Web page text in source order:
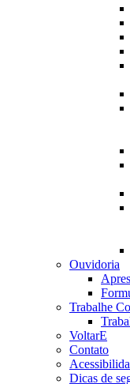
Ouvidoria
Trabalhe
VoltarE
Contato
Dicas de